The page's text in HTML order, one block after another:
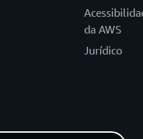
da AWS
Jurídico